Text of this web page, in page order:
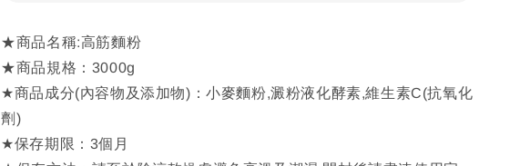
★商品名稱:高筋麵粉
★商品規格：3000g
★商品成分(內容物及添加物)：小麥麵粉,澱粉液化酵素,維生素C(抗氧化
劑)
★保存期限：3個月